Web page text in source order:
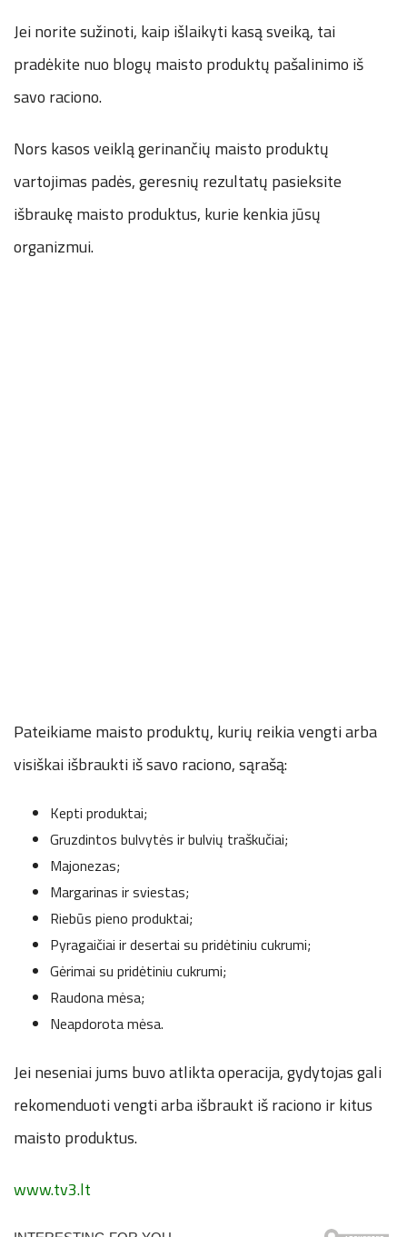
Jei norite sužinoti, kaip išlaikyti kasą sveiką, tai
pradėkite nuo blogų maisto produktų pašalinimo iš
savo raciono.
Nors kasos veiklą gerinančių maisto produktų
vartojimas padės, geresnių rezultatų pasieksite
išbraukę maisto produktus, kurie kenkia jūsų
organizmui.
Pateikiame maisto produktų, kurių reikia vengti arba
visiškai išbraukti iš savo raciono, sąrašą:
Kepti produktai;
Gruzdintos bulvytės ir bulvių traškučiai;
Majonezas;
Margarinas ir sviestas;
Riebūs pieno produktai;
Pyragaičiai ir desertai su pridėtiniu cukrumi;
Gėrimai su pridėtiniu cukrumi;
Raudona mėsa;
Neapdorota mėsa.
Jei neseniai jums buvo atlikta operacija, gydytojas gali
rekomenduoti vengti arba išbraukt iš raciono ir kitus
maisto produktus.
www.tv3.lt